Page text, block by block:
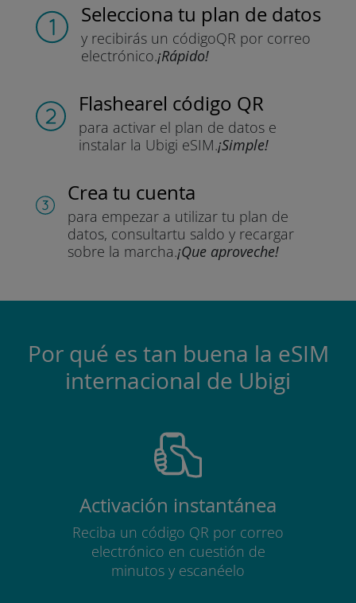
Selecciona tu plan de datos
y recibirás un códigoQR por correo
electrónico.¡Rápido!
Flashearel código QR
para activar el plan de datos e
instalar la Ubigi eSIM.¡Simple!
Crea tu cuenta
para empezar a utilizar tu plan de
datos, consultartu saldo y recargar
sobre la marcha.¡Que aproveche!
Por qué es tan buena la eSIM
internacional de Ubigi
Activación instantánea
Reciba un código QR por correo
electrónico en cuestión de
minutos y escanéelo